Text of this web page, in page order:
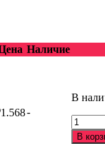
Наличие
1.568-
В
товара
В